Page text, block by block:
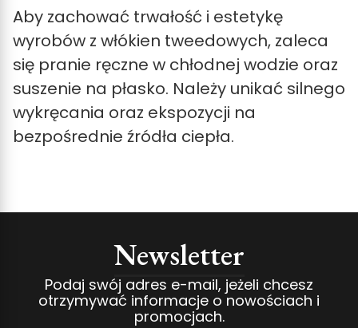
Aby zachować trwałość i estetykę
wyrobów z włókien tweedowych, zaleca
się pranie ręczne w chłodnej wodzie oraz
suszenie na płasko. Należy unikać silnego
wykręcania oraz ekspozycji na
bezpośrednie źródła ciepła.
Newsletter
Podaj swój adres e-mail, jeżeli chcesz
otrzymywać informacje o nowościach i
promocjach.